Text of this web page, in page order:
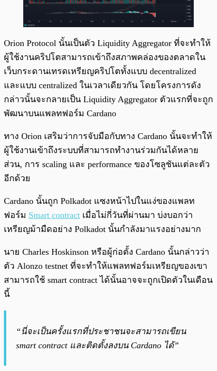
Orion Protocol นั้นเป็นตัว Liquidity Aggregator ที่จะทำให้
ผู้ใช้งานคริปโตสามารถเข้าถึงสภาพคล่องของตลาดใน
เว็บกระดานเทรดเหรียญคริปโตทั้งแบบ decentralized
และแบบ centralized ในเวลาเดียวกัน โดยโครงการดัง
กล่าวนั้นจะกลายเป็น Liquidity Aggregator ตัวแรกที่จะถูก
พัฒนาบนแพลทฟอร์ม Cardano
ทาง Orion เสริมว่าการจับมือกับทาง Cardano นั้นจะทำให้
ผู้ใช้งานเข้าถึงระบบที่สามารถทำงานร่วมกันได้หลาย
ส่วน, การ scaling และ performance ของโซลูชันแต่ละตัว
อีกด้วย
Cardano นั้นถูก Polkadot แซงหน้าไปในแง่ของแพลท
ฟอร์ม Smart contract เมื่อไม่กี่วันที่ผ่านมา บ่งบอกว่า
เหรียญม้ามืดอย่าง Polkadot นั้นกำลังมาแรงอย่างมาก
นาย Charles Hoskinson หรือผู้ก่อตั้ง Cardano นั้นกล่าวว่า
ตัว Alonzo testnet ที่จะทำให้แพลทฟอร์มเหรียญของเขา
สามารถใช้ smart contract ได้นั้นอาจจะถูกเปิดตัวในเดือน
นี้
“นี่จะเป็นครั้งแรกที่ประชาชนจะสามารถเขียน
smart contract และติดตั้งลงบน Cardano ได้”